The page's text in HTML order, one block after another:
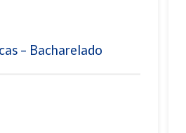
– Bacharelado